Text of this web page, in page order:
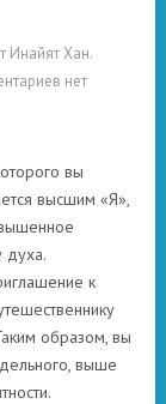
Инайят Хан.
нет
вы
высшим «Я»,
духа.
к
образом, вы
выше